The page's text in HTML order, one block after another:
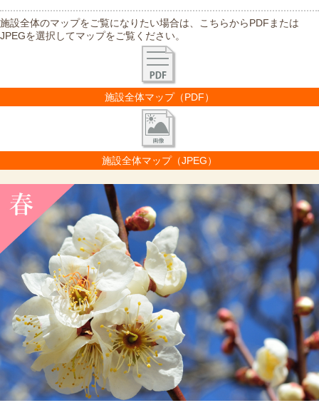
施設全体のマップをご覧になりたい場合は、こちらからPDFまたは
JPEGを選択してマップをご覧ください。
施設全体マップ（PDF）
施設全体マップ（JPEG）